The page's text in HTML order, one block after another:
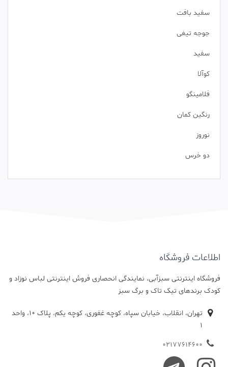
سفید بافت
جوجه تیغی
سفید
کوآلا
فلامینگو
رنگین کمان
نوروز
دو خرس
اطلاعات فروشگاه
فروشگاه اینترنتی سبزآبی، نمایندگی انحصاری فروش اینترنتی لباس نوزاد و
کودک برندهای تیک تاک و برگ سبز
تهران، انقلاب، خیابان سپاه، کوچه غفوری، کوچه یکم، پلاک 10، واحد
1
02177614600